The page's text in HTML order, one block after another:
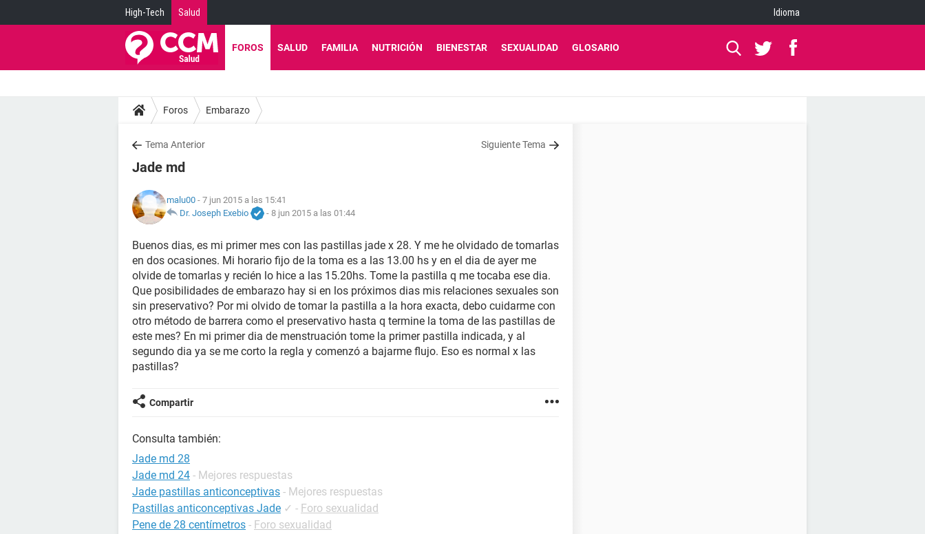
High-Tech Salud Idioma
FOROS SALUD FAMILIA NUTRICIÓN BIENESTAR SEXUALIDAD GLOSARIO
Foros Embarazo
Tema Anterior Siguiente Tema
Jade md
malu00 - 7 jun 2015 a las 15:41
Dr. Joseph Exebio
- 8 jun 2015 a las 01:44
Buenos dias, es mi primer mes con las pastillas jade x 28. Y me he olvidado de tomarlas
en dos ocasiones. Mi horario fijo de la toma es a las 13.00 hs y en el dia de ayer me
olvide de tomarlas y recién lo hice a las 15.20hs. Tome la pastilla q me tocaba ese dia.
Que posibilidades de embarazo hay si en los próximos dias mis relaciones sexuales son
sin preservativo? Por mi olvido de tomar la pastilla a la hora exacta, debo cuidarme con
otro método de barrera como el preservativo hasta q termine la toma de las pastillas de
este mes? En mi primer dia de menstruación tome la primer pastilla indicada, y al
segundo dia ya se me corto la regla y comenzó a bajarme flujo. Eso es normal x las
pastillas?
Compartir
Consulta también:
Jade md 28
Jade md 24 - Mejores respuestas
Jade pastillas anticonceptivas - Mejores respuestas
Pastillas anticonceptivas Jade ✓ - Foro sexualidad
Pene de 28 centímetros - Foro sexualidad